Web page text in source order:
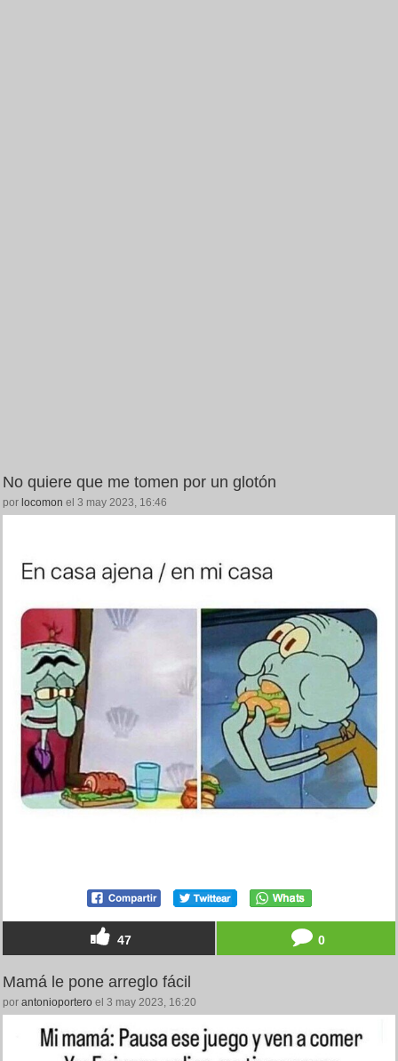
No quiere que me tomen por un glotón
por locomon el 3 may 2023, 16:46
47 0
Mamá le pone arreglo fácil
por antonioportero el 3 may 2023, 16:20